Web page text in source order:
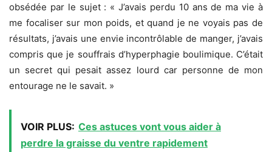
obsédée par le sujet : « J’avais perdu 10 ans de ma vie à
me focaliser sur mon poids, et quand je ne voyais pas de
résultats, j’avais une envie incontrôlable de manger, j’avais
compris que je souffrais d’hyperphagie boulimique. C’était
un secret qui pesait assez lourd car personne de mon
entourage ne le savait. »
VOIR PLUS: Ces astuces vont vous aider à
perdre la graisse du ventre rapidement